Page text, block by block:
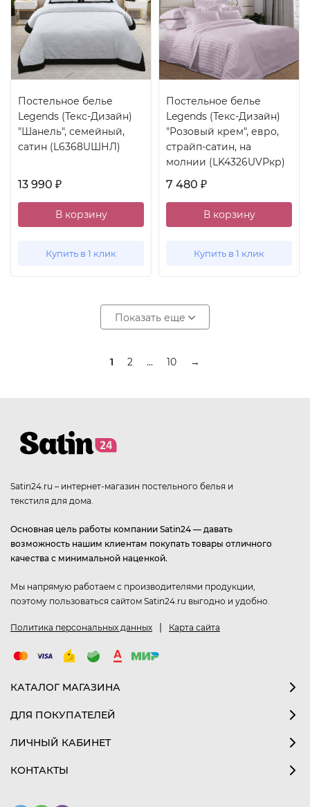
Постельное белье
Legends (Текс-Дизайн)
"Шанель", семейный,
сатин (L6368UШНЛ)
13 990 ₽
В корзину
Купить в 1 клик
Постельное белье
Legends (Текс-Дизайн)
"Розовый крем", евро,
страйп-сатин, на
молнии (LK4326UVРкр)
7 480 ₽
В корзину
Купить в 1 клик
Показать еще
1 2 ... 10 →
Satin24.ru – интернет-магазин постельного белья и
текстиля для дома.
Основная цель работы компании Satin24 — давать
возможность нашим клиентам покупать товары отличного
качества с минимальной наценкой.
Мы напрямую работаем с производителями продукции,
поэтому пользоваться сайтом Satin24.ru выгодно и удобно.
Политика персональных данных | Карта сайта
КАТАЛОГ МАГАЗИНА
ДЛЯ ПОКУПАТЕЛЕЙ
ЛИЧНЫЙ КАБИНЕТ
КОНТАКТЫ